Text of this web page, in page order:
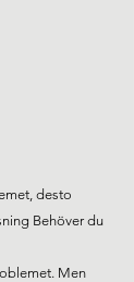
desto
Behöver du
Men